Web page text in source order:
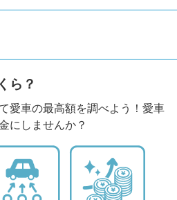
ら？
愛車の最高額を調べよう！愛車
にしませんか？